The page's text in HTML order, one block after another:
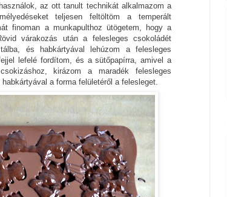
használok, az ott tanult technikát alkalmazom a
teljesen feltöltöm a temperált
finoman a munkapulthoz ütögetem, hogy a
várakozás után a felesleges csokoládét
és habkártyával lehúzom a felesleges
lefelé fordítom, és a sütőpapírra, amivel a
kirázom a maradék felesleges
a forma felületéről a felesleget.